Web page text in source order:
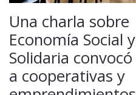
Una charla sobre
Economía Social y
Solidaria convocó
a cooperativas y